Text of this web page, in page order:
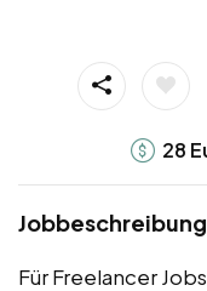
28
Jobbeschreibung
Für Freelancer